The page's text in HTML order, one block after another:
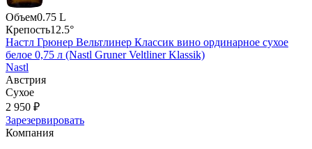
Объем0.75 L
Крепость12.5°
Настл Грюнер Вельтлинер Классик вино ординарное сухое
белое 0,75 л (Nastl Gruner Veltliner Klassik)
Nastl
Австрия
Сухое
2 950 ₽
Зарезервировать
Компания